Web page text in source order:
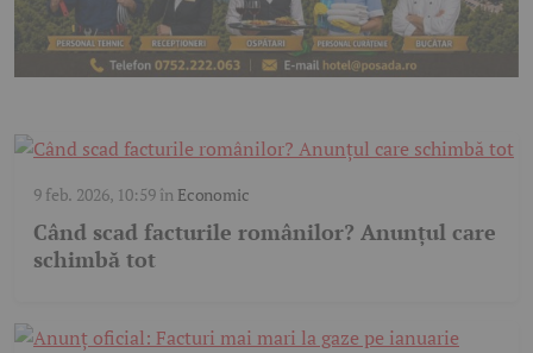
9 feb. 2026, 10:59în Economic
Când scad facturile românilor? Anunțul care
schimbă tot